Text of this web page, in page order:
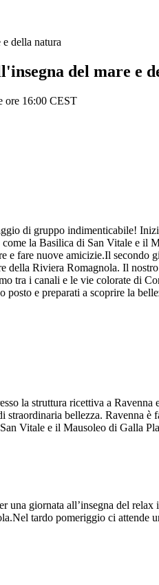
della natura
del mare e
ore 16:00 CEST
di gruppo indimenticabile!
la Basilica di San Vitale e
e fare nuove amicizie.Il
della Riviera Romagnola. Il
tra i canali e le vie colorate di
posto e preparati a scoprire la
la struttura ricettiva a
straordinaria bellezza.
Vitale e il Mausoleo di Galla
una giornata all’insegna del
tardo pomeriggio ci